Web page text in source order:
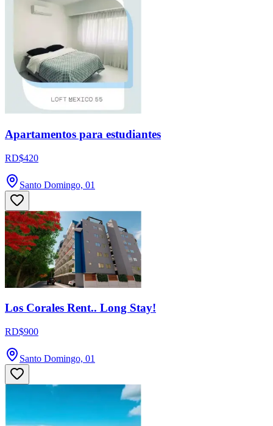
Apartamentos para estudiantes
RD$420
Santo Domingo, 01
Los Corales Rent.. Long Stay!
RD$900
Santo Domingo, 01